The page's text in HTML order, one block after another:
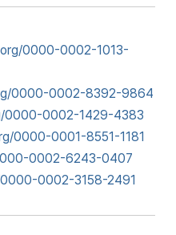
0000-0002-1013-
0000-0002-8392-9864
0000-0002-1429-4383
0000-0001-8551-1181
0002-6243-0407
0002-3158-2491